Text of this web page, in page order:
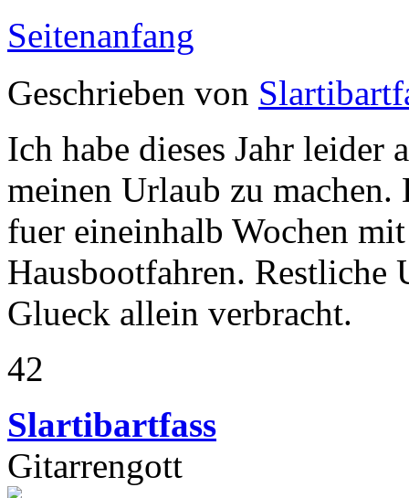
Seitenanfang
Geschrieben von
Ich habe dieses Jahr leider
meinen Urlaub zu
fuer eineinhalb Wochen
Hausbootfahren.
Glueck allein verbracht.
42
Slartibartfass
Gitarrengott